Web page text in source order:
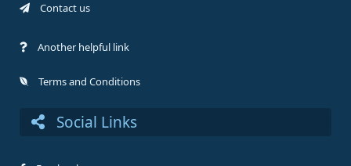
Contact us
Another helpful link
Terms and Conditions
Social Links